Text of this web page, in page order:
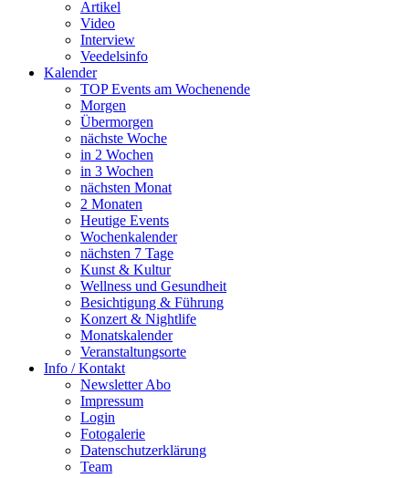
Artikel
Video
Interview
Veedelsinfo
Kalender
TOP Events am Wochenende
Morgen
Übermorgen
nächste Woche
in 2 Wochen
in 3 Wochen
nächsten Monat
2 Monaten
Heutige Events
Wochenkalender
nächsten 7 Tage
Kunst & Kultur
Wellness und Gesundheit
Besichtigung & Führung
Konzert & Nightlife
Monatskalender
Veranstaltungsorte
Info / Kontakt
Newsletter Abo
Impressum
Login
Fotogalerie
Datenschutzerklärung
Team